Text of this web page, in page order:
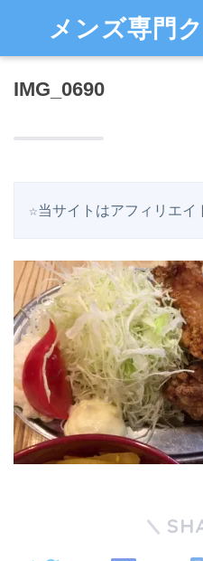
メンズ専門
IMG_0690
☆当サイトはアフィリエイ